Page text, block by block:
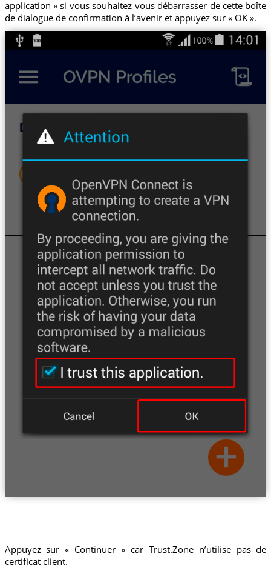
application » si vous souhaitez vous débarrasser de cette boîte
de dialogue de confirmation à l’avenir et appuyez sur « OK ».
Appuyez sur « Continuer » car Trust.Zone n’utilise pas de
certificat client.